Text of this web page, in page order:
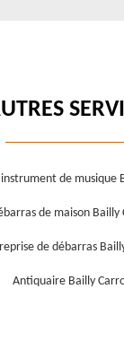
de musique
de maison Bailly
de débarras
Antiquaire Bailly